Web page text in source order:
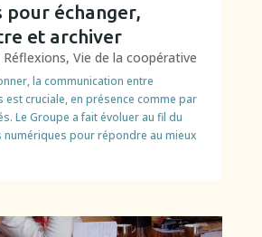
pour échanger,
et archiver
Réflexions, Vie de la coopérative
la communication entre
est cruciale, en présence comme par
Le Groupe a fait évoluer au fil du
pour répondre au mieux